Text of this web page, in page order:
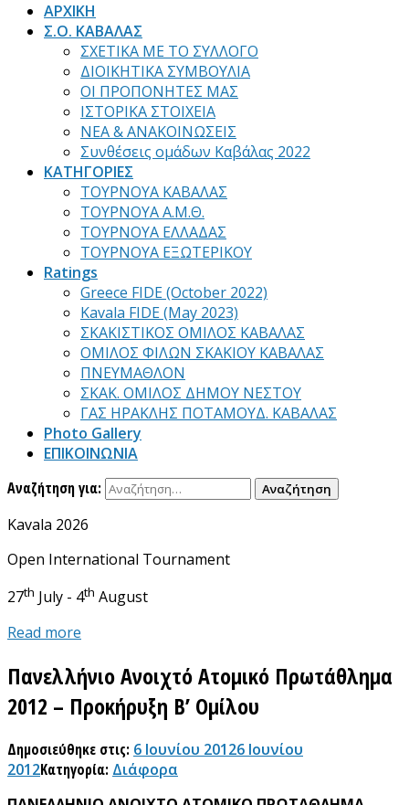
ΑΡΧΙΚΗ
Σ.Ο. ΚΑΒΑΛΑΣ
ΣΧΕΤΙΚΑ ΜΕ ΤΟ ΣΥΛΛΟΓΟ
ΔΙΟΙΚΗΤΙΚΑ ΣΥΜΒΟΥΛΙΑ
ΟΙ ΠΡΟΠΟΝΗΤΕΣ ΜΑΣ
ΙΣΤΟΡΙΚΑ ΣΤΟΙΧΕΙΑ
ΝΕΑ & ΑΝΑΚΟΙΝΩΣΕΙΣ
Συνθέσεις ομάδων Καβάλας 2022
ΚΑΤΗΓΟΡΙΕΣ
ΤΟΥΡΝΟΥΑ ΚΑΒΑΛΑΣ
ΤΟΥΡΝΟΥΑ Α.Μ.Θ.
ΤΟΥΡΝΟΥΑ ΕΛΛΑΔΑΣ
ΤΟΥΡΝΟΥΑ ΕΞΩΤΕΡΙΚΟΥ
Ratings
Greece FIDE (October 2022)
Kavala FIDE (May 2023)
ΣΚΑΚΙΣΤΙΚΟΣ ΟΜΙΛΟΣ ΚΑΒΑΛΑΣ
ΟΜΙΛΟΣ ΦΙΛΩΝ ΣΚΑΚΙΟΥ ΚΑΒΑΛΑΣ
ΠΝΕΥΜΑΘΛΟΝ
ΣΚΑΚ. ΟΜΙΛΟΣ ΔΗΜΟΥ ΝΕΣΤΟΥ
ΓΑΣ ΗΡΑΚΛΗΣ ΠΟΤΑΜΟΥΔ. ΚΑΒΑΛΑΣ
Photo Gallery
ΕΠΙΚΟΙΝΩΝΙΑ
Αναζήτηση για:
Kavala 2026
Open International Tournament
27th July - 4th August
Read more
Πανελλήνιο Ανοιχτό Ατομικό Πρωτάθλημα
2012 – Προκήρυξη Β’ Ομίλου
Δημοσιεύθηκε στις: 6 Ιουνίου 20126 Ιουνίου
2012Κατηγορία: Διάφορα